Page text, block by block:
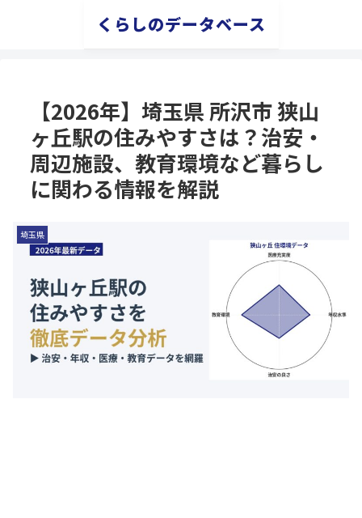
くらしのデータベース
【2026年】埼玉県 所沢市 狭山
ヶ丘駅の住みやすさは？治安・
周辺施設、教育環境など暮らし
に関わる情報を解説
埼玉県